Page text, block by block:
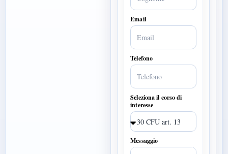
Email
Telefono
Seleziona il corso di
interesse
Messaggio